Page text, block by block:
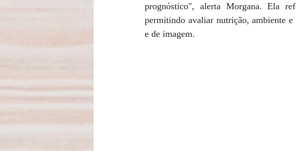
prognóstico", alerta Morgana. Ela
permitindo avaliar nutrição, ambiente
e de imagem.